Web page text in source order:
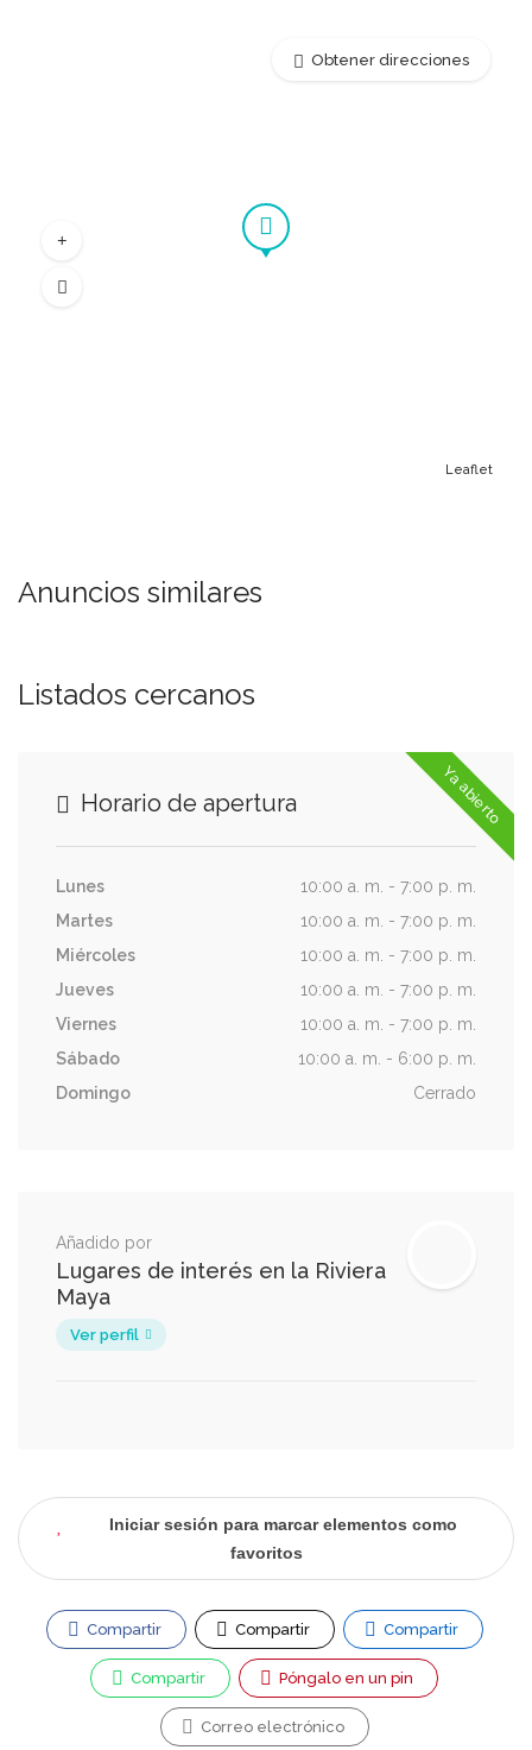
Leaflet
Obtener direcciones
Anuncios similares
Listados cercanos
Ya abierto
Horario de apertura
Lunes
10:00 a. m. - 7:00 p. m.
Martes
10:00 a. m. - 7:00 p. m.
Miércoles
10:00 a. m. - 7:00 p. m.
Jueves
10:00 a. m. - 7:00 p. m.
Viernes
10:00 a. m. - 7:00 p. m.
Sábado
10:00 a. m. - 6:00 p. m.
Domingo
Cerrado
Añadido por
Lugares de interés en la Riviera
Maya
Ver perfil
Iniciar sesión para marcar elementos como
favoritos
Compartir Compartir Compartir
Compartir Póngalo en un pin
Correo electrónico